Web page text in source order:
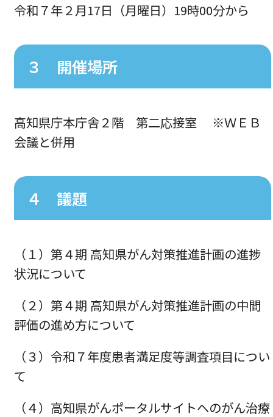
令和７年２月17日（月曜日）19時00分から
３ 開催場所
高知県庁本庁舎２階 第二応接室 ※ＷＥＢ
会議と併用
４ 議題
（１）第４期 高知県がん対策推進計画の進捗
状況について
（２）第４期 高知県がん対策推進計画の中間
評価の進め方について
（３）令和７年度患者満足度等調査項目につい
て
（４）高知県がんポータルサイトへのがん治療